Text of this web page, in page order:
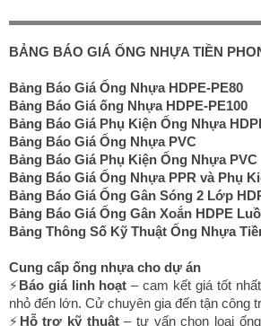
BẢNG BÁO GIÁ ỐNG NHỰA TIỀN
Bảng Báo Giá Ống Nhựa HDPE-PE80
Bảng Báo Giá ống Nhựa HDPE-PE100
Bảng Báo Giá Phụ Kiện Ống Nhựa
Bảng Báo Giá Ống Nhựa PVC
Bảng Báo Giá Phụ Kiện Ống Nhựa PVC
Bảng Báo Giá Ống Nhựa PPR và Phụ
Bảng Báo Giá Ống Gân Sóng 2 Lớp
Bảng Báo Giá Ống Gân Xoắn HDPE
Bảng Thông Số Kỹ Thuật Ống Nhựa
Cung cấp ống nhựa cho dự án
⚡Báo giá linh hoạt – cam kết giá tốt
nhỏ đến lớn. Cử chuyên gia đến tận công
⚡ Hỗ trợ kỹ thuật– tư vấn chọn loại